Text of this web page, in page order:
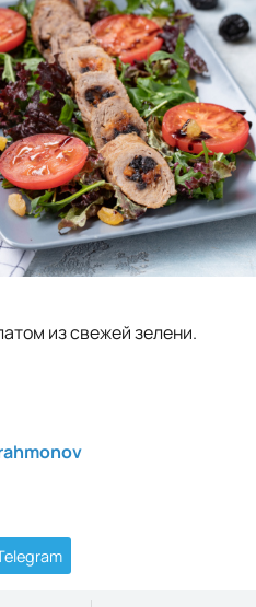
из свежей зелени.